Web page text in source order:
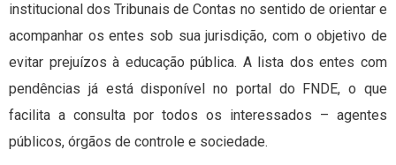
institucional dos Tribunais de Contas no sentido de orientar e
acompanhar os entes sob sua jurisdição, com o objetivo de
evitar prejuízos à educação pública. A lista dos entes com
pendências já está disponível no portal do FNDE, o que
facilita a consulta por todos os interessados – agentes
públicos, órgãos de controle e sociedade.